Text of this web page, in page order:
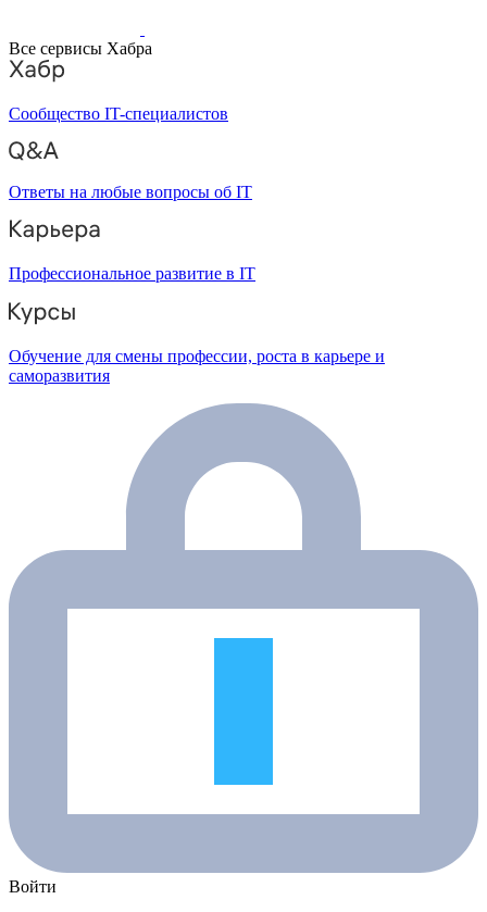
Все сервисы Хабра
Сообщество IT-специалистов
Ответы на любые вопросы об IT
Профессиональное развитие в IT
Обучение для смены профессии, роста в карьере и
саморазвития
Войти